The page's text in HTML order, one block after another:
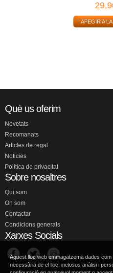
AFEGIR A
Què us oferim
Novetats
Recomanats
Articles de regal
Noticies
Política de privacitat
Sobre nosaltres
Qui som
On som
Contactar
Condicions generals
Xarxes Socials
Aquest lloc web emmagatzema dades
necessària de el lloc, inclosos anàlisi i